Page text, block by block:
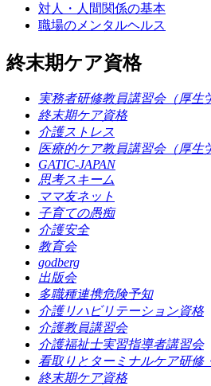
対人・人間関係の基本
職場のメンタルヘルス
終末期ケア資格
実務者研修教員講習会（厚生
終末期ケア資格
介護ストレス
医療的ケア教員講習会（厚生
GATIC-JAPAN
思考スキーム
ママ友ネット
子育ての愚痴
介護安全
教育会
godberg
出版会
多職種連携危険予知
介護リハビリテーション資格
介護教員講習会
介護福祉士実習指導者講習会
看取りとターミナルケア研修
終末期ケア資格